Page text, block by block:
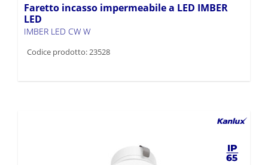
Faretto incasso impermeabile a LED IMBER
LED
IMBER LED CW W
Codice prodotto: 23528